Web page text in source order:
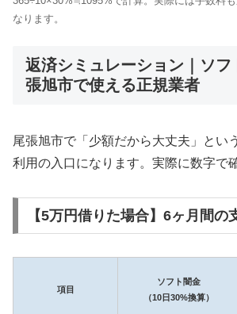
なります。
返済シミュレーション｜ソ
張旭市で使える正規業者
尾張旭市で「少額だから大丈夫」とい
利用の入口になります。実際に数字で
【5万円借りた場合】6ヶ月間の
項目
ソフト闇金
（10日30%換算）